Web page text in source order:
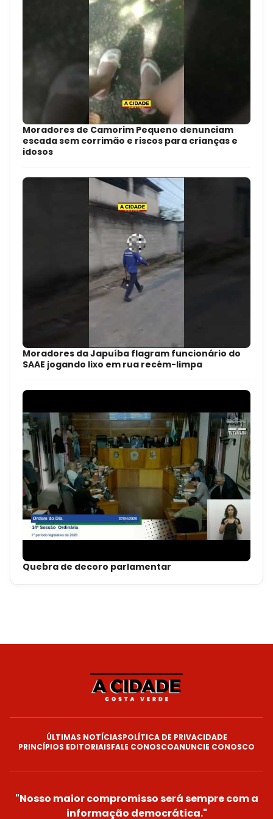
Moradores de Camorim Pequeno denunciam
escada sem corrimão e riscos para crianças e
idosos
Moradores da Japuíba flagram funcionário do
SAAE jogando lixo em rua recém-limpa
Quebra de decoro parlamentar
ÚLTIMAS NOTÍCIASPOLÍTICA DE PRIVACIDADE
PRINCÍPIOS EDITORIAISFALE CONOSCOANUNCIE CONOSCO
"Nosso maior compromisso será sempre com a
informação democrática."